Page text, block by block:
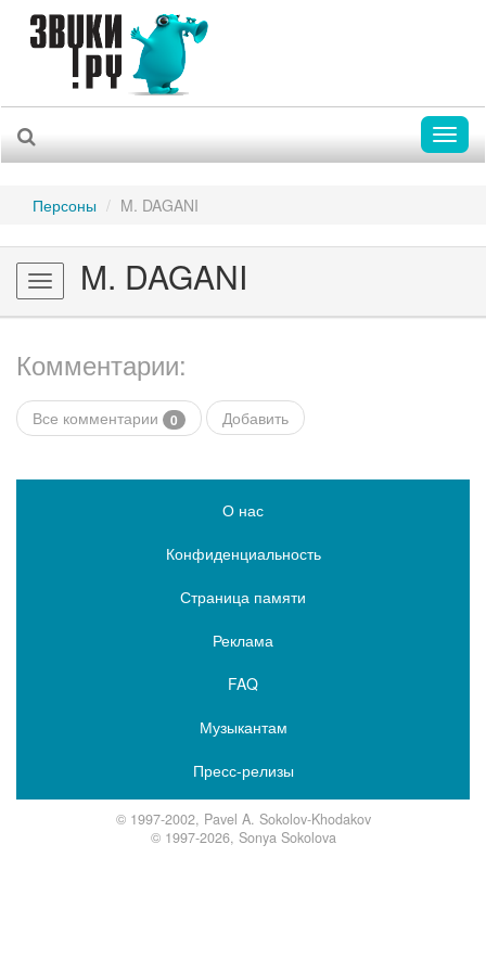
Персоны M. DAGANI
Toggle
navigation
M. DAGANI
Комментарии:
Все комментарии 0 Добавить
О нас
Конфиденциальность
Страница памяти
Реклама
FAQ
Музыкантам
Пресс-релизы
© 1997-2002, Pavel A. Sokolov-Khodakov
© 1997-2026, Sonya Sokolova